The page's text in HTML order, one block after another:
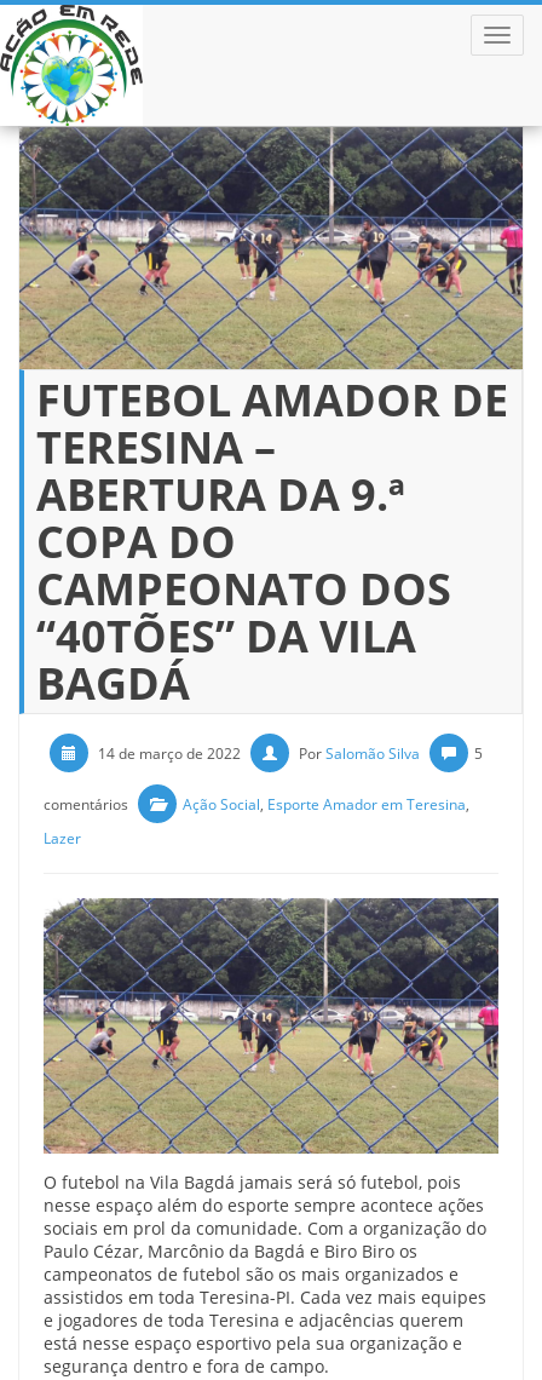
Pular
para
o
conteúdo
FUTEBOL AMADOR DE
TERESINA –
ABERTURA DA 9.ª
COPA DO
CAMPEONATO DOS
“40TÕES” DA VILA
BAGDÁ
14 de março de 2022 PorSalomão Silva 5
comentários Ação Social, Esporte Amador em Teresina,
Lazer
O futebol na Vila Bagdá jamais será só futebol, pois
nesse espaço além do esporte sempre acontece ações
sociais em prol da comunidade. Com a organização do
Paulo Cézar, Marcônio da Bagdá e Biro Biro os
campeonatos de futebol são os mais organizados e
assistidos em toda Teresina-PI. Cada vez mais equipes
e jogadores de toda Teresina e adjacências querem
está nesse espaço esportivo pela sua organização e
segurança dentro e fora de campo.